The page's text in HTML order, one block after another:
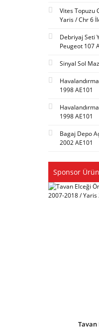
Vites Topuzu
Yaris / Chr 6
Debriyaj Seti
Peugeot 107
Sinyal Sol
1998 AE101
1998 AE101
Bagaj Depo
2002 AE101
Sponsor
Tavan